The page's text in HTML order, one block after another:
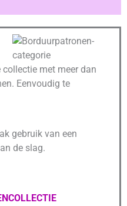
met meer dan
Eenvoudig te
gebruik van een
de slag.